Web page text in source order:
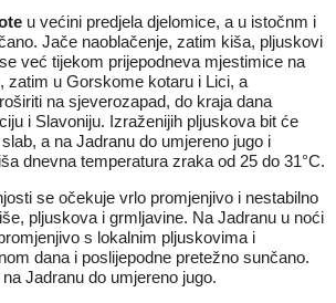
u većini predjela djelomice, a u istočnm i
Jače naoblačenje, zatim kiša, pljuskovi
već tijekom prijepodneva mjestimice na
zatim u Gorskome kotaru i Lici, a
na sjeverozapad, do kraja dana
i Slavoniju. Izraženijih pljuskova bit će
a na Jadranu do umjereno jugo i
dnevna temperatura zraka od 25 do 31°C.
se očekuje vrlo promjenjivo i nestabilno
pljuskova i grmljavine. Na Jadranu u noći
s lokalnim pljuskovima i
dana i poslijepodne pretežno sunčano.
Jadranu do umjereno jugo.